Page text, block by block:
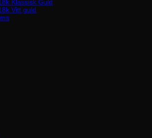
Klassisk Guld
Vitt guld